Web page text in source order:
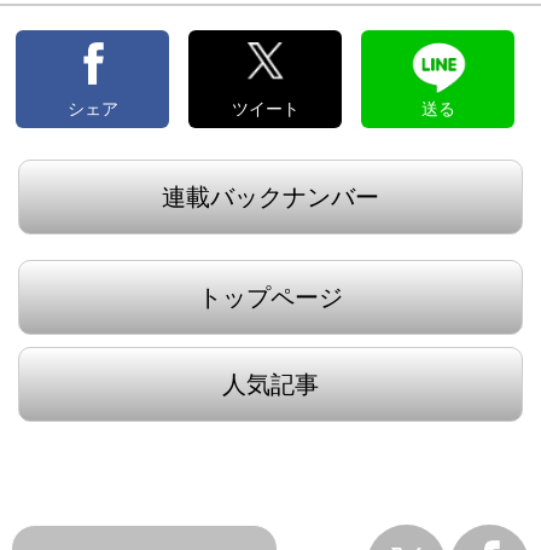
シェア ツイート 送る
連載バックナンバー
トップページ
人気記事